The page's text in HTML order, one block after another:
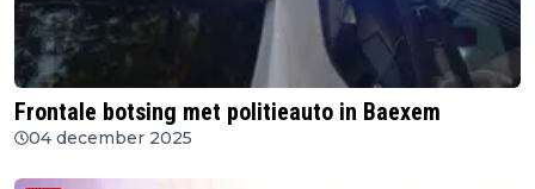
Frontale botsing met politieauto in Baexem
04 december 2025